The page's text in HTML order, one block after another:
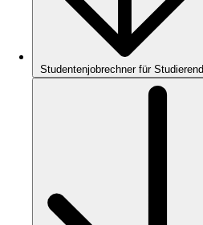
Studentenjobrechner für